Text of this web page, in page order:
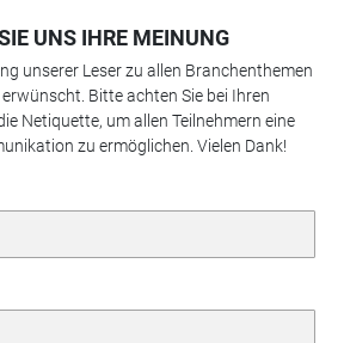
UNS IHRE MEINUNG
unserer Leser zu allen Branchenthemen
Bitte achten Sie bei Ihren
Netiquette, um allen Teilnehmern eine
zu ermöglichen. Vielen Dank!